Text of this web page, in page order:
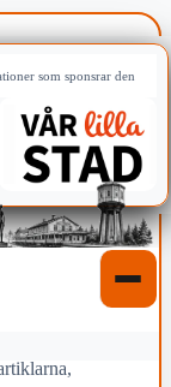
som sponsrar den